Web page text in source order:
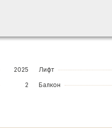
2025
2
Лифт
Балкон